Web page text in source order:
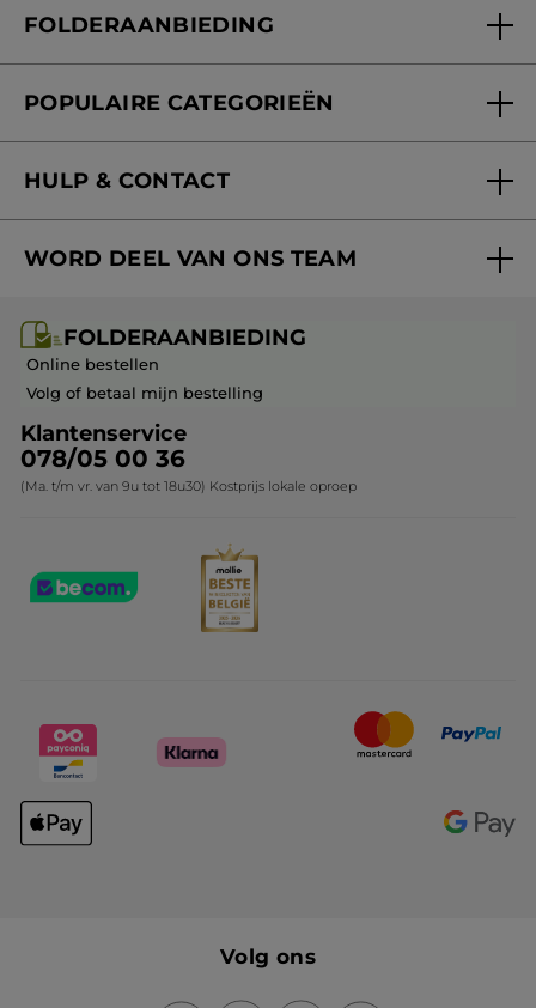
Onze beloften
Blog Act Beautiful
FOLDERAANBIEDING
POPULAIRE CATEGORIEËN
Aanbiedingen
Cadeau-ideeën
Kerstcollectie
HULP & CONTACT
Mijn geschenken
Veelgestelde vragen
Contact opnemen
WORD DEEL VAN ONS TEAM
Franchisenemer of bedrijfsleider worden
FOLDERAANBIEDING
Online bestellen
Volg of betaal mijn bestelling
Klantenservice
078/05 00 36
(Ma. t/m vr. van 9u tot 18u30) Kostprijs lokale oproep
Volg ons